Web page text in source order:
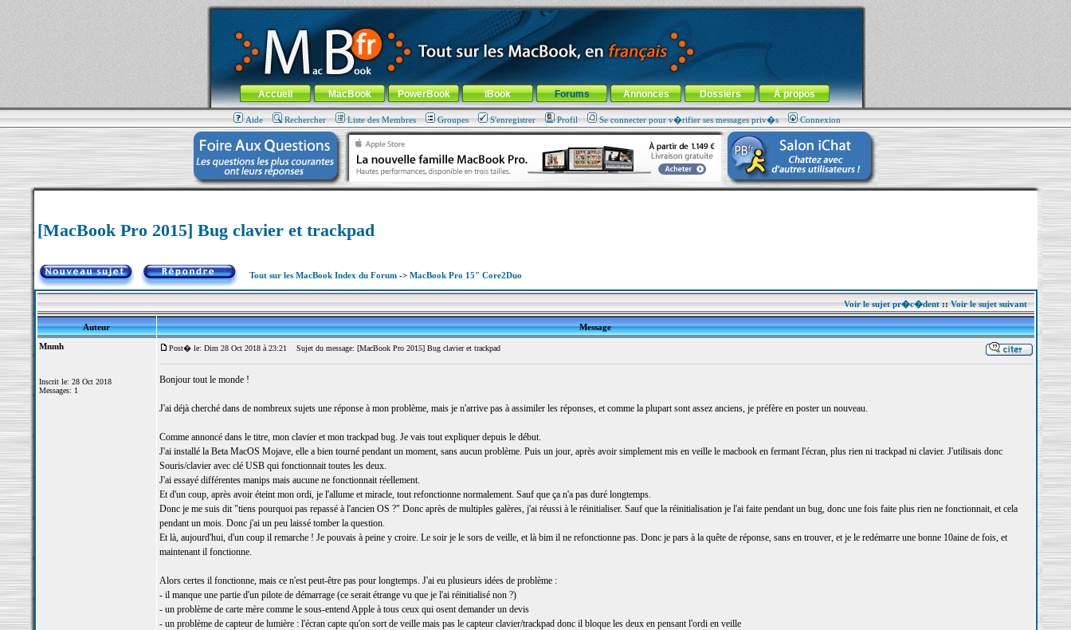
MacBook-fr.com : 100% Apple... 100% nomade !
Aller au contenu-Aller au menu général-Aller au menu de la rubrique
Menu général
Accueil MacBook PowerBook iBook Forums Annonces Dossiers À propos
Aide Rechercher Liste des Membres Groupes S'enregistrer Profil Se connecter pour v�rifier ses messages priv�s Connexion
[MacBook Pro 2015] Bug clavier et trackpad
Tout sur les MacBook Index du Forum-> MacBook Pro 15" Core2Duo
Voir le sujet pr�c�dent::Voir le sujet suivant
Auteur
Message
Mnmh
Inscrit le: 28 Oct 2018
Messages: 1
Post� le: Dim 28 Oct 2018 à 23:21 Sujet du message: [MacBook Pro 2015] Bug clavier et trackpad
Bonjour tout le monde !
J'ai déjà cherché dans de nombreux sujets une réponse à mon problème, mais je n'arrive pas à assimiler les réponses, et comme la plupart sont assez anciens, je préfère en poster un nouveau.
Comme annoncé dans le titre, mon clavier et mon trackpad bug. Je vais tout expliquer depuis le début.
J'ai installé la Beta MacOS Mojave, elle a bien tourné pendant un moment, sans aucun problème. Puis un jour, après avoir simplement mis en veille le macbook en fermant l'écran, plus rien ni trackpad ni clavier. J'utilisais donc
Souris/clavier avec clé USB qui fonctionnait toutes les deux.
J'ai essayé différentes manips mais aucune ne fonctionnait réellement.
Et d'un coup, après avoir éteint mon ordi, je l'allume et miracle, tout refonctionne normalement. Sauf que ça n'a pas duré longtemps.
Donc je me suis dit "tiens pourquoi pas repassé à l'ancien OS ?" Donc après de multiples galères, j'ai réussi à le réinitialiser. Sauf que la réinitialisation je l'ai faite pendant un bug, donc une fois faite plus rien ne fonctionnait, et cela
pendant un mois. Donc j'ai un peu laissé tomber la question.
Et là, aujourd'hui, d'un coup il remarche ! Je pouvais à peine y croire. Le soir je le sors de veille, et là bim il ne refonctionne pas. Donc je pars à la quête de réponse, sans en trouver, et je le redémarre une bonne 10aine de fois, et
maintenant il fonctionne.
Alors certes il fonctionne, mais ce n'est peut-être pas pour longtemps. J'ai eu plusieurs idées de problème :
- il manque une partie d'un pilote de démarrage (ce serait étrange vu que je l'ai réinitialisé non ?)
- un problème de carte mère comme le sous-entend Apple à tous ceux qui osent demander un devis
- un problème de capteur de lumière : l'écran capte qu'on sort de veille mais pas le capteur clavier/trackpad donc il bloque les deux en pensant l'ordi en veille